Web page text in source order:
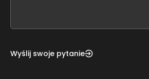
Wyślij swoje pytanie